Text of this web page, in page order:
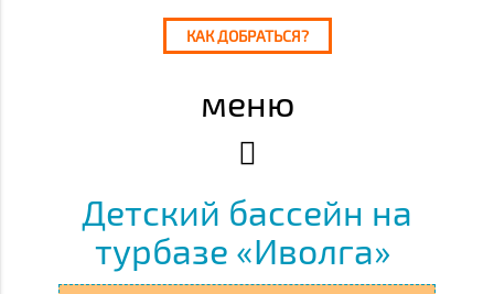
КАК ДОБРАТЬСЯ?
меню
Детский бассейн на
турбазе «Иволга»